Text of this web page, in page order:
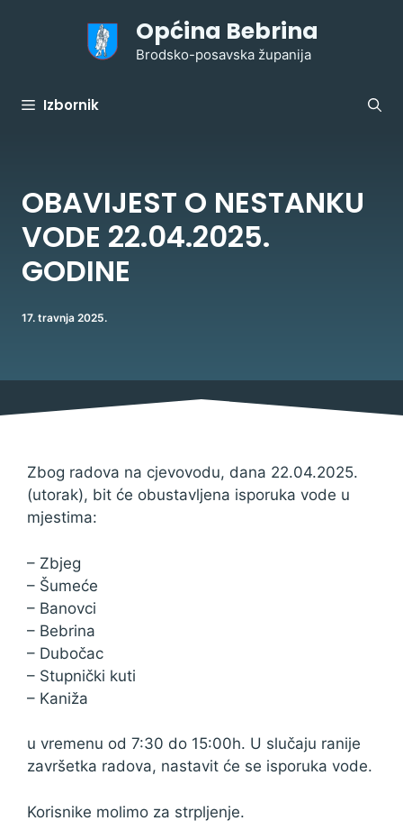
Općina Bebrina
Brodsko-posavska županija
Izbornik
OBAVIJEST O NESTANKU
VODE 22.04.2025.
GODINE
17. travnja 2025.
Zbog radova na cjevovodu, dana 22.04.2025.
(utorak), bit će obustavljena isporuka vode u
mjestima:
– Zbjeg
– Šumeće
– Banovci
– Bebrina
– Dubočac
– Stupnički kuti
– Kaniža
u vremenu od 7:30 do 15:00h. U slučaju ranije
završetka radova, nastavit će se isporuka vode.
Korisnike molimo za strpljenje.